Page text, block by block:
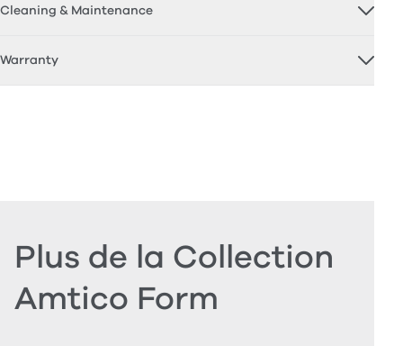
Cleaning & Maintenance
Warranty
Plus de la Collection
Amtico Form